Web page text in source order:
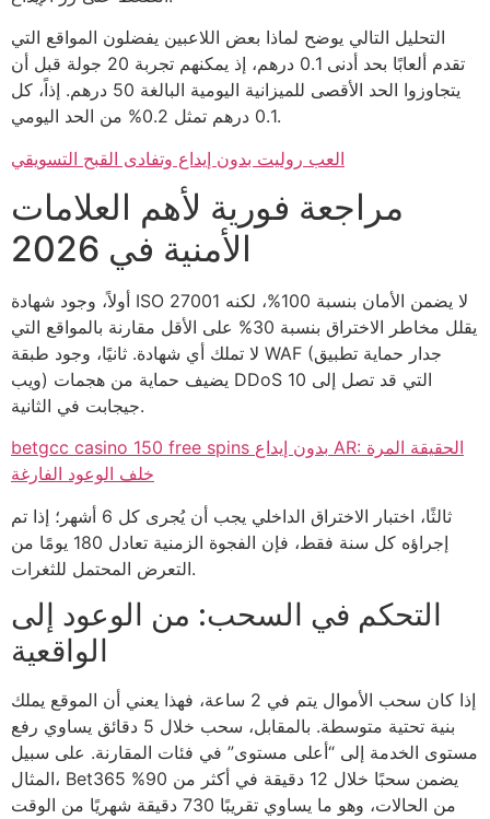
التحليل التالي يوضح لماذا بعض اللاعبين يفضلون المواقع التي
تقدم ألعابًا بحد أدنى 0.1 درهم، إذ يمكنهم تجربة 20 جولة قبل أن
يتجاوزوا الحد الأقصى للميزانية اليومية البالغة 50 درهم. إذاً، كل
0.1 درهم تمثل 0.2% من الحد اليومي.
العب روليت بدون إيداع وتفادى القبح التسويقي
مراجعة فورية لأهم العلامات
الأمنية في 2026
أولاً، وجود شهادة ISO 27001 لا يضمن الأمان بنسبة 100%، لكنه
يقلل مخاطر الاختراق بنسبة 30% على الأقل مقارنة بالمواقع التي
لا تملك أي شهادة. ثانيًا، وجود طبقة WAF (جدار حماية تطبيق
ويب) يضيف حماية من هجمات DDoS التي قد تصل إلى 10
جيجابت في الثانية.
betgcc casino 150 free spins بدون إيداع AR: الحقيقة المرة
خلف الوعود الفارغة
ثالثًا، اختبار الاختراق الداخلي يجب أن يُجرى كل 6 أشهر؛ إذا تم
إجراؤه كل سنة فقط، فإن الفجوة الزمنية تعادل 180 يومًا من
التعرض المحتمل للثغرات.
التحكم في السحب: من الوعود إلى
الواقعية
إذا كان سحب الأموال يتم في 2 ساعة، فهذا يعني أن الموقع يملك
بنية تحتية متوسطة. بالمقابل، سحب خلال 5 دقائق يساوي رفع
مستوى الخدمة إلى “أعلى مستوى” في فئات المقارنة. على سبيل
المثال، Bet365 يضمن سحبًا خلال 12 دقيقة في أكثر من 90%
من الحالات، وهو ما يساوي تقريبًا 730 دقيقة شهريًا من الوقت